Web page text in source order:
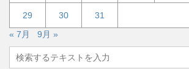
29 30
31
« 7月
9月 »